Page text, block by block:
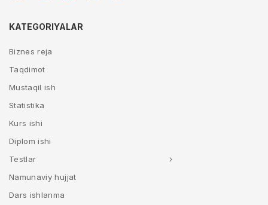
KATEGORIYALAR
Biznes reja
Taqdimot
Mustaqil ish
Statistika
Kurs ishi
Diplom ishi
Testlar
Namunaviy hujjat
Dars ishlanma